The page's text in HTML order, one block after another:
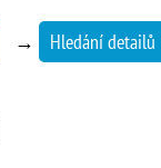
→ Hledání detailů